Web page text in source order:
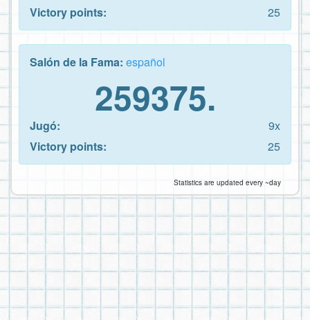
Victory points:
25
Salón de la Fama: español
259375.
Jugó:
9x
Victory points:
25
Statistics are updated every ~day